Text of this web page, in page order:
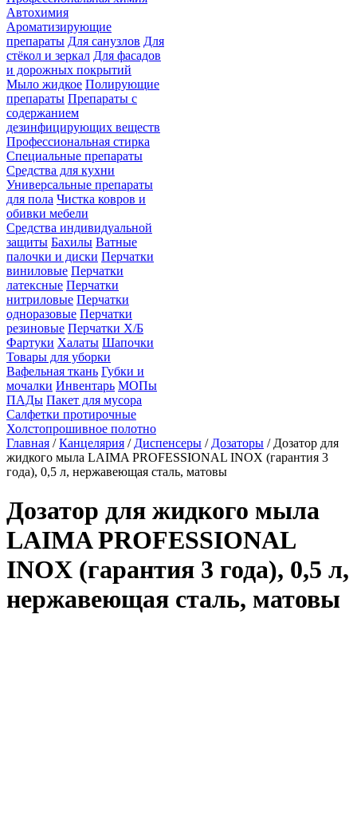
Автохимия
Ароматизирующие
препараты Для санузлов Для
стёкол и зеркал Для фасадов
и дорожных покрытий
Мыло жидкое Полирующие
препараты Препараты с
содержанием
дезинфицирующих веществ
Профессиональная стирка
Специальные препараты
Средства для кухни
Универсальные препараты
для пола Чистка ковров и
обивки мебели
Средства индивидуальной
защиты Бахилы Ватные
палочки и диски Перчатки
виниловые Перчатки
латексные Перчатки
нитриловые Перчатки
одноразовые Перчатки
резиновые Перчатки Х/Б
Фартуки Халаты Шапочки
Товары для уборки
Вафельная ткань Губки и
мочалки Инвентарь МОПы
ПАДы Пакет для мусора
Салфетки протирочные
Холстопрошивное полотно
Главная /Канцелярия / Диспенсеры / Дозаторы / Дозатор для
жидкого мыла LAIMA PROFESSIONAL INOX (гарантия 3
года), 0,5 л, нержавеющая сталь, матовы
Дозатор для жидкого мыла
LAIMA PROFESSIONAL
INOX (гарантия 3 года), 0,5 л,
нержавеющая сталь, матовы